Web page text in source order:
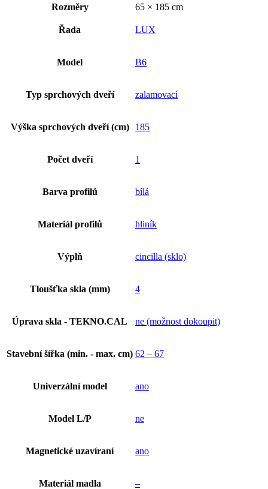
Rozměry
65 × 185 cm
Řada LUX
Model B6
Typ sprchových dveří zalamovací
Výška sprchových dveří (cm) 185
Počet dveří 1
Barva profilů bílá
Materiál profilů hliník
Výplň cincilla (sklo)
Tloušťka skla (mm) 4
Úprava skla - TEKNO.CAL ne (možnost dokoupit)
Stavební šířka (min. - max. cm) 62 – 67
Univerzální model ano
Model L/P ne
Magnetické uzavíraní ano
Materiál madla –